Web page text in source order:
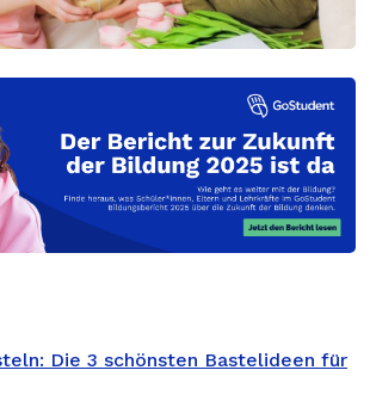
Die 3 schönsten Bastelideen für